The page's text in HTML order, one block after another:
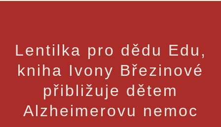
Lentilka pro dědu Edu,
kniha Ivony Březinové
přibližuje dětem
Alzheimerovu nemoc